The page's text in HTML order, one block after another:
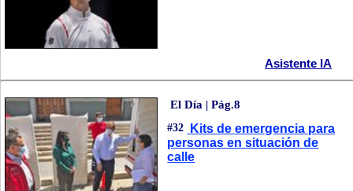
Asistente IA
El Día | Pág.8
#32
Kits de emergencia para
personas en situación de
calle